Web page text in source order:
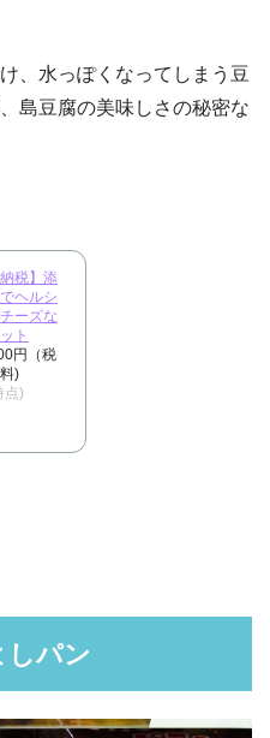
、水っぽくなってしまう豆
島豆腐の美味しさの秘密な
納税】添
ヘルシ
ーズな
ト
円（税
)
点)
しパン